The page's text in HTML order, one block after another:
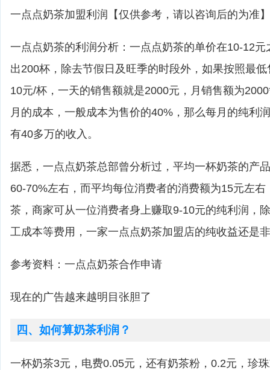
一点点奶茶加盟利润【仅供参考，请以咨询后的为准】
一点点奶茶的利润分析：一点点奶茶的单价在10-12
出200杯，除去节假日及旺季的时段外，如果按照最
10元/杯，一天的销售额就是2000元，月销售额为
月的成本，一般成本为售价的40%，那么每月的纯利
有40多万的收入。
据悉，一点点奶茶总部曾分析过，平均一杯奶茶的产
60-70%左右，而平均每位消费者的消费额为15元左
茶，商家可从一位消费者身上赚取9-10元的纯利润，
工成本等费用，一家一点点奶茶加盟店的纯收益还是
参考资料：一点点奶茶合作申请
现在的广告越来越明目张胆了
四、如何算奶茶利润？
一杯奶茶3元，电费0.05元，还有奶茶粉，0.2元，珍